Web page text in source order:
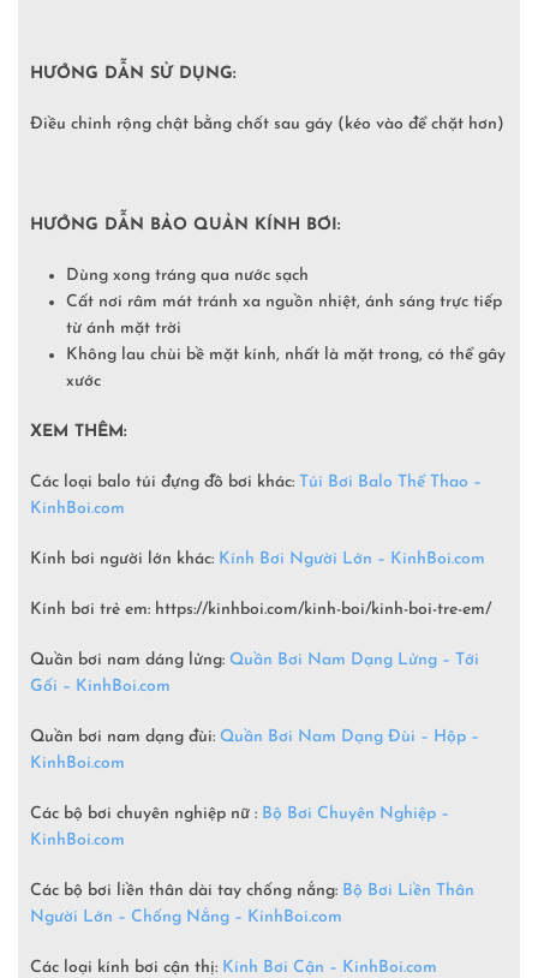
HƯỚNG DẪN SỬ DỤNG:
Điều chỉnh rộng chật bằng chốt sau gáy (kéo vào để chặt hơn)
HƯỚNG DẪN BẢO QUẢN KÍNH BƠI:
Dùng xong tráng qua nước sạch
Cất nơi râm mát tránh xa nguồn nhiệt, ánh sáng trực tiếp
từ ánh mặt trời
Không lau chùi bề mặt kính, nhất là mặt trong, có thể gây
xước
XEM THÊM:
Các loại balo túi đựng đồ bơi khác: Túi Bơi Balo Thể Thao –
KinhBoi.com
Kính bơi người lớn khác: Kính Bơi Người Lớn – KinhBoi.com
Kính bơi trẻ em: https://kinhboi.com/kinh-boi/kinh-boi-tre-em/
Quần bơi nam dáng lửng: Quần Bơi Nam Dạng Lửng – Tới
Gối – KinhBoi.com
Quần bơi nam dạng đùi: Quần Bơi Nam Dạng Đùi – Hộp –
KinhBoi.com
Các bộ bơi chuyên nghiệp nữ : Bộ Bơi Chuyên Nghiệp –
KinhBoi.com
Các bộ bơi liền thân dài tay chống nắng: Bộ Bơi Liền Thân
Người Lớn – Chống Nắng – KinhBoi.com
Các loại kính bơi cận thị: Kính Bơi Cận – KinhBoi.com